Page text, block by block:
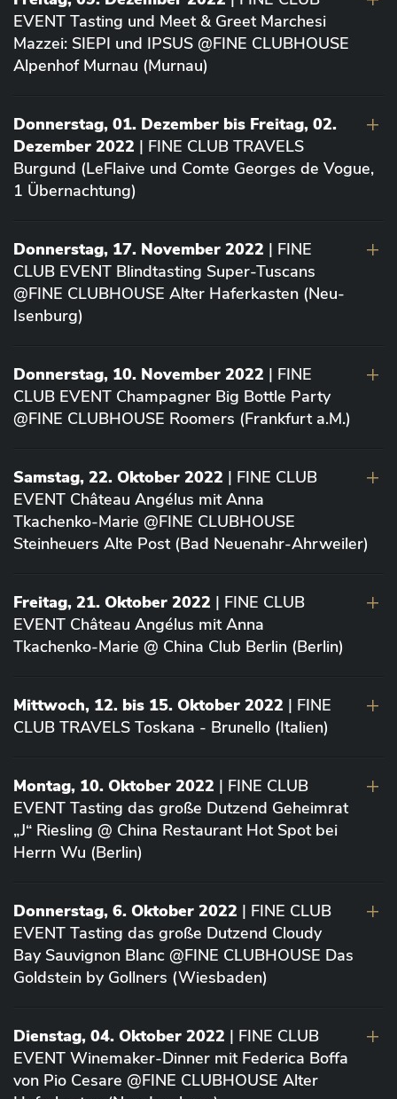
EVENT Tasting und Meet & Greet Marchesi
Mazzei: SIEPI und IPSUS @FINE CLUBHOUSE
Alpenhof Murnau (Murnau)
Donnerstag, 01. Dezember bis Freitag, 02.
Dezember 2022 | FINE CLUB TRAVELS
Burgund (LeFlaive und Comte Georges de Vogue,
1 Übernachtung)
Donnerstag, 17. November 2022 | FINE
CLUB EVENT Blindtasting Super-Tuscans
@FINE CLUBHOUSE Alter Haferkasten (Neu-
Isenburg)
Donnerstag, 10. November 2022 | FINE
CLUB EVENT Champagner Big Bottle Party
@FINE CLUBHOUSE Roomers (Frankfurt a.M.)
Samstag, 22. Oktober 2022 | FINE CLUB
EVENT Château Angélus mit Anna
Tkachenko-Marie @FINE CLUBHOUSE
Steinheuers Alte Post (Bad Neuenahr-Ahrweiler)
Freitag, 21. Oktober 2022 | FINE CLUB
EVENT Château Angélus mit Anna
Tkachenko-Marie @ China Club Berlin (Berlin)
Mittwoch, 12. bis 15. Oktober 2022 | FINE
CLUB TRAVELS Toskana - Brunello (Italien)
Montag, 10. Oktober 2022 | FINE CLUB
EVENT Tasting das große Dutzend Geheimrat
„J“ Riesling @ China Restaurant Hot Spot bei
Herrn Wu (Berlin)
Donnerstag, 6. Oktober 2022 | FINE CLUB
EVENT Tasting das große Dutzend Cloudy
Bay Sauvignon Blanc @FINE CLUBHOUSE Das
Goldstein by Gollners (Wiesbaden)
Dienstag, 04. Oktober 2022 | FINE CLUB
EVENT Winemaker-Dinner mit Federica Boffa
von Pio Cesare @FINE CLUBHOUSE Alter